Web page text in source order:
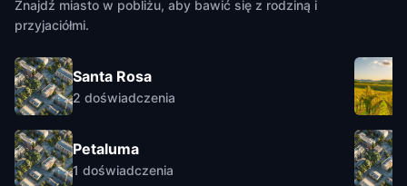
Znajdź miasto w pobliżu, aby bawić się z rodziną i
przyjaciółmi.
Santa Rosa
2 doświadczenia
Petaluma
1 doświadczenia